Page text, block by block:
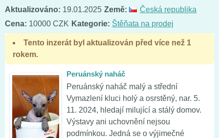
Aktualizováno: 19.01.2025 Země:
Česká republika
Cena: 10000 CZK Kategorie: Štěňata na prodej
Tento inzerát byl aktualizován před více než 1
rokem.
Peruánský naháč
Peruánský naháč malý a střední
Vymazlení kluci holý a osrstěný, nar. 5.
11. 2024, hledají milující a stálý domov.
Výstavy ani uchovnění nejsou
podmínkou. Jedná se o výjimečné